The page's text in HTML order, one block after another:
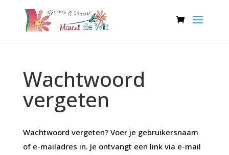
Wachtwoord
vergeten
Wachtwoord vergeten? Voer je gebruikersnaam
of e-mailadres in. Je ontvangt een link via e-mail